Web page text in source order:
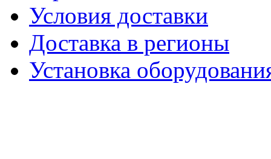
Условия доставки
Доставка в регионы
Установка